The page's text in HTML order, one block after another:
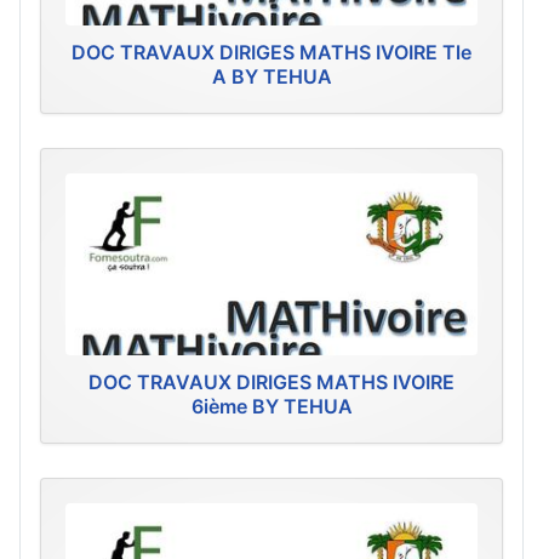
DOC TRAVAUX DIRIGES MATHS IVOIRE Tle
A BY TEHUA
DOC TRAVAUX DIRIGES MATHS IVOIRE
6ième BY TEHUA